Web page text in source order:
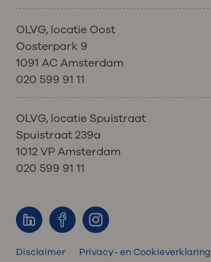
OLVG, locatie Oost
Oosterpark 9
1091 AC Amsterdam
020 599 91 11
OLVG, locatie Spuistraat
Spuistraat 239a
1012 VP Amsterdam
020 599 91 11
Disclaimer Privacy- en Cookieverklaring